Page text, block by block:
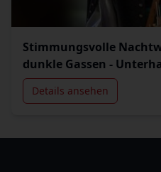
Stimmungsvolle
dunkle Gassen -
authentisch
Details ansehen